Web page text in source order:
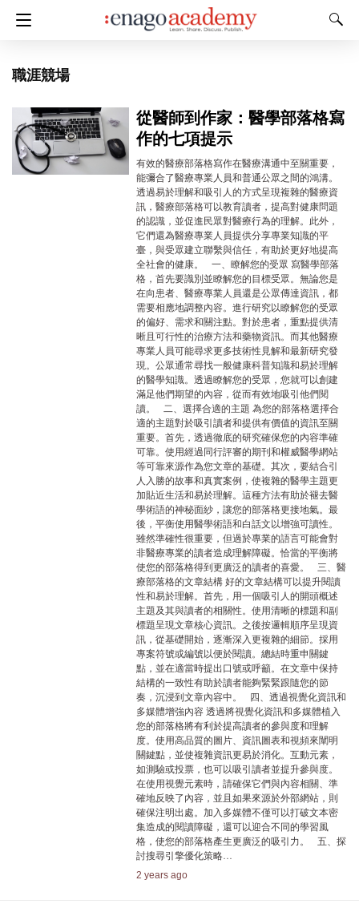
職涯競場
從醫師到作家：醫學部落格寫
作的七項提示
有效的醫療部落格寫作在醫療溝通中至關重要，
能彌合了醫療專業人員和普通公眾之間的鴻溝。
透過易於理解和吸引人的方式呈現複雜的醫療資
訊，醫療部落格可以教育讀者，提高對健康問題
的認識，並促進民眾對醫療行為的理解。此外，
它們還為醫療專業人員提供分享專業知識的平
臺，與受眾建立聯繫與信任，有助於更好地提高
全社會的健康。 一、瞭解您的受眾 寫醫學部落
格，首先要識別並瞭解您的目標受眾。無論您是
在向患者、醫療專業人員還是公眾傳達資訊，都
需要相應地調整內容。進行研究以瞭解您的受眾
的偏好、需求和關注點。對於患者，重點提供清
晰且可行性的治療方法和藥物資訊。而其他醫療
專業人員可能尋求更多技術性見解和最新研究發
現。公眾通常尋找一般健康科普知識和易於理解
的醫學知識。透過瞭解您的受眾，您就可以創建
滿足他們期望的內容，從而有效地吸引他們閱
讀。 二、選擇合適的主題 為您的部落格選擇合
適的主題對於吸引讀者和提供有價值的資訊至關
重要。首先，透過徹底的研究確保您的內容準確
可靠。使用經過同行評審的期刊和權威醫學網站
等可靠來源作為您文章的基礎。其次，要結合引
人入勝的故事和真實案例，使複雜的醫學主題更
加貼近生活和易於理解。這種方法有助於褪去醫
學術語的神秘面紗，讓您的部落格更接地氣。最
後，平衡使用醫學術語和白話文以增強可讀性。
雖然準確性很重要，但過於專業的語言可能會對
非醫療專業的讀者造成理解障礙。恰當的平衡將
使您的部落格得到更廣泛的讀者的喜愛。 三、醫
療部落格的文章結構 好的文章結構可以提升閱讀
性和易於理解。首先，用一個吸引人的開頭概述
主題及其與讀者的相關性。使用清晰的標題和副
標題呈現文章核心資訊。之後按邏輯順序呈現資
訊，從基礎開始，逐漸深入更複雜的細節。採用
專案符號或編號以便於閱讀。總結時重申關鍵
點，並在適當時提出口號或呼籲。在文章中保持
結構的一致性有助於讀者能夠緊緊跟隨您的節
奏，沉浸到文章內容中。 四、透過視覺化資訊和
多媒體增強內容 透過將視覺化資訊和多媒體植入
您的部落格將有利於提高讀者的參與度和理解
度。使用高品質的圖片、資訊圖表和視頻來闡明
關鍵點，並使複雜資訊更易於消化。互動元素，
如測驗或投票，也可以吸引讀者並提升參與度。
在使用視覺元素時，請確保它們與內容相關、準
確地反映了內容，並且如果來源於外部網站，則
確保注明出處。加入多媒體不僅可以打破文本密
集造成的閱讀障礙，還可以迎合不同的學習風
格，使您的部落格產生更廣泛的吸引力。 五、探
討搜尋引擎優化策略…
2 years ago